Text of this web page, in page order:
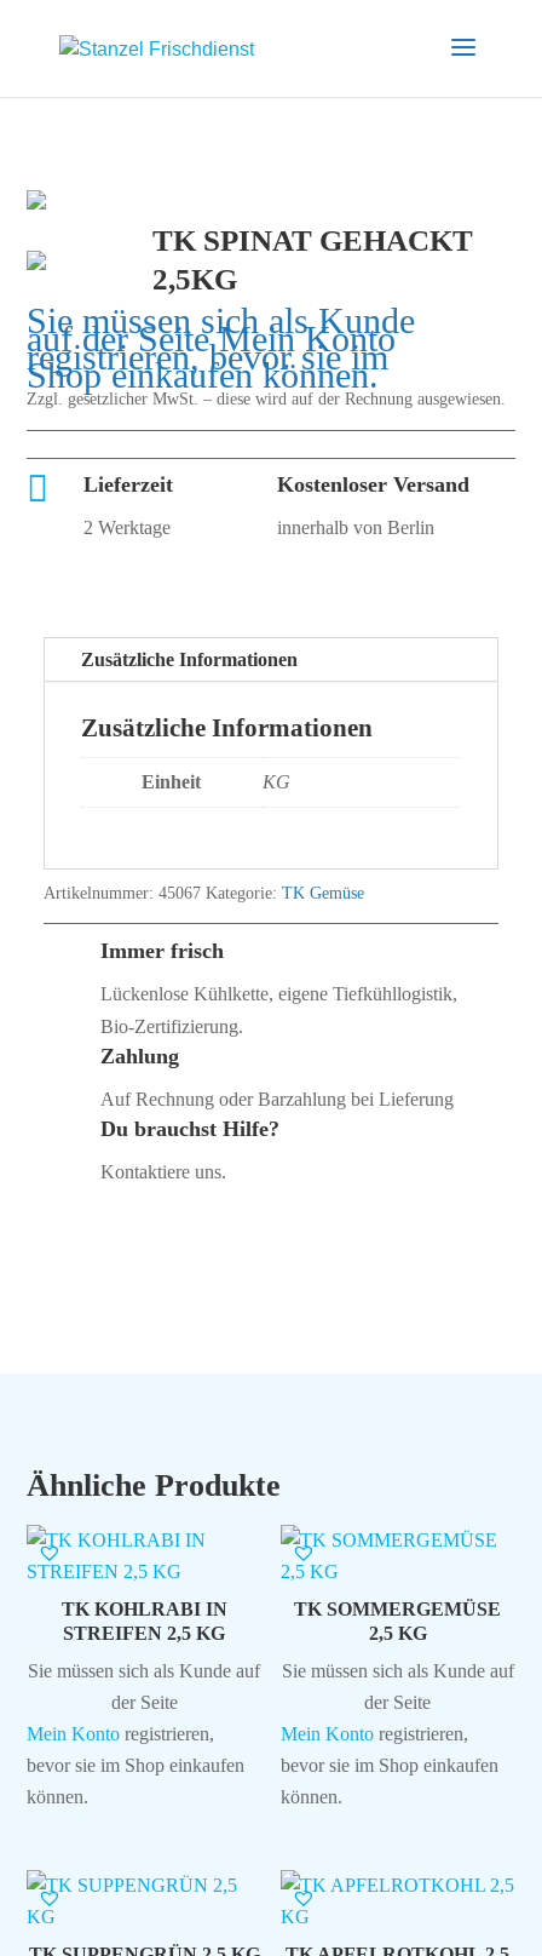
TK SPINAT GEHACKT
2,5KG
Sie müssen sich als Kunde
auf der SeiteMein Konto
registrieren, bevor sie im
Shop einkaufen können.
Zzgl. gesetzlicher MwSt. – diese wird auf der Rechnung ausgewiesen.
 Lieferzeit
2 Werktage
Kostenloser Versand
innerhalb von Berlin
Zusätzliche Informationen
Zusätzliche Informationen
Einheit KG
Artikelnummer: 45067 Kategorie: TK Gemüse
Immer frisch
Lückenlose Kühlkette, eigene Tiefkühllogistik,
Bio‑Zertifizierung.
Zahlung
Auf Rechnung oder Barzahlung bei Lieferung
Du brauchst Hilfe?
Kontaktiere uns.
Ähnliche Produkte
TK KOHLRABI IN
STREIFEN 2,5 KG
Sie müssen sich als Kunde auf
der Seite
Mein Konto registrieren,
bevor sie im Shop einkaufen
können.
TK SOMMERGEMÜSE
2,5 KG
Sie müssen sich als Kunde auf
der Seite
Mein Konto registrieren,
bevor sie im Shop einkaufen
können.